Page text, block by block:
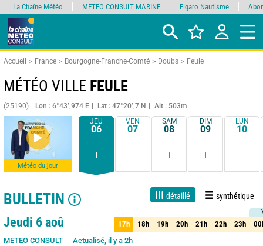
Accueil France Bourgogne-Franche-Comté Doubs Feule
MÉTÉO VILLE FEULE
(25190) Lon : 6°43’,974 E Lat : 47°20’,7 N Alt : 503m
Météo du jour
JEU
06
- -
VEN
07
- -
SAM
08
- -
DIM
09
- -
LUN
10
- -
BULLETIN détaillé synthétique
Live 1 jour 3 jours 15 jours Fiabilité 90%
Jeudi 6 aoû
METEO CONSULT Actualisé, il y a 2h
17h 18h 19h 20h 21h 22h 23h
17h 18h 19h 20h 21h 22h 23h
La Chaîne Météo METEO CONSULT MARINE Figaro Nautisme